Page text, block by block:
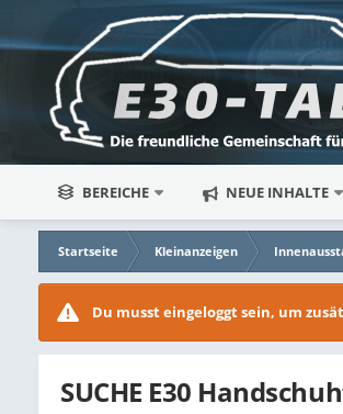
BEREICHE NEUE INHALTE
Startseite Kleinanzeigen
Du musst eingeloggt sein, um
SUCHE E30